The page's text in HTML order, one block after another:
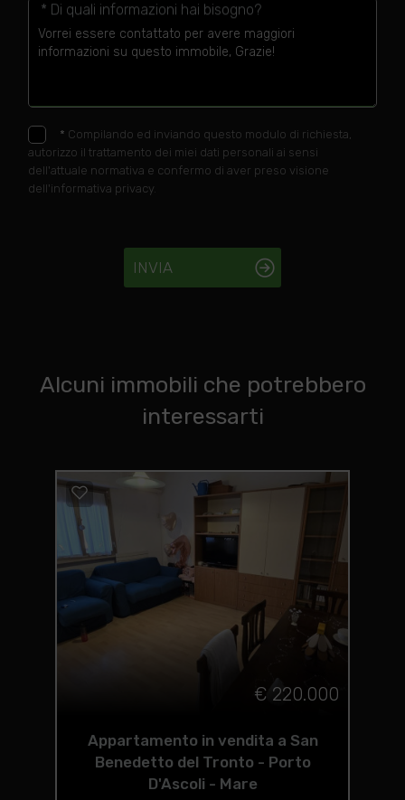
* Di quali informazioni hai bisogno?
* Compilando ed inviando questo modulo di richiesta,
autorizzo il trattamento dei miei dati personali ai sensi
dell'attuale normativa e confermo di aver preso visione
dell'informativa privacy.
INVIA
Alcuni immobili che potrebbero
interessarti
€ 220.000
Appartamento in vendita a San
Benedetto del Tronto - Porto
D'Ascoli - Mare